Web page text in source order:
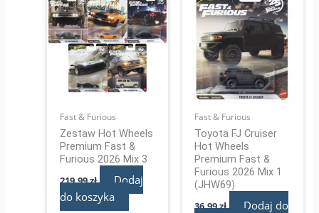
Fast & Furious
Zestaw Hot Wheels
Premium Fast &
Furious 2026 Mix 3
219,99zł
Dodaj
do koszyka
Fast & Furious
Toyota FJ Cruiser
Hot Wheels
Premium Fast &
Furious 2026 Mix 1
(JHW69)
36,99zł
Dodaj do